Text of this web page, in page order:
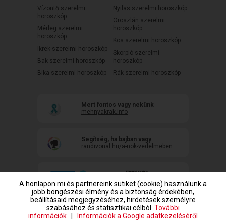
Vízöntő szerelmi
horoszkóp
Mérleg szerelmi
horoszkóp
Ikrek szerelmi horoszkóp
Bak szerelmi horoszkóp
Bika szerelmi horoszkóp
Nyilas szerelmi horoszkóp
Oroszlán szerelmi
horoszkóp
Kos szerelmi horoszkóp
Skorpió szerelmi
horoszkóp
Rák szerelmi horoszkóp
Mert fontos vagy nekünk
mehnyakrak.info
Segítség, ha bajban vagy
randivonal.hu/a-nok-vedelmeben
A honlapon mi és partnereink sütiket (cookie) használunk a
jobb böngészési élmény és a biztonság érdekében,
beállításaid megjegyzéséhez, hirdetések személyre
szabásához és statisztikai célból. További
információk
Információk a Google adatkezeléséről